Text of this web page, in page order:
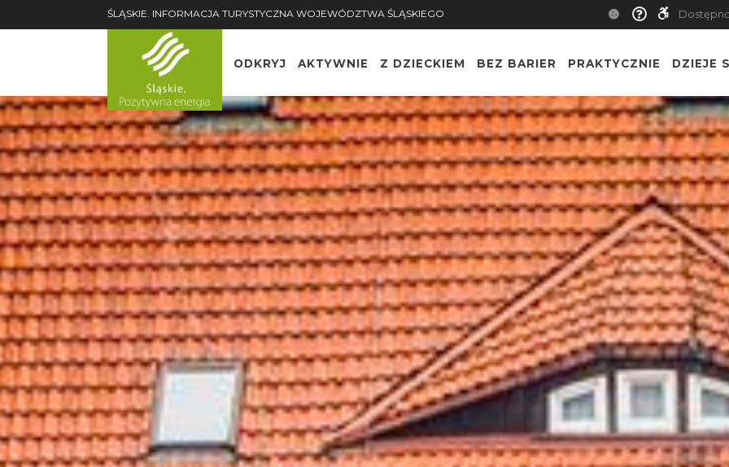
ŚLĄSKIE. INFORMACJA TURYSTYCZNA WOJEWÓDZTWA ŚLĄSKIEGO
ODKRYJ AKTYWNIE Z DZIECKIEM BEZ BARIER PRAKTYCZNIE DZIEJE